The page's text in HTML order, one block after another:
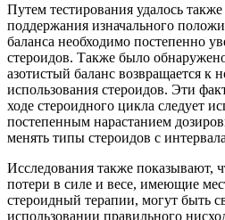
Путем тестирования удалось
поддержания изначального
баланса необходимо постепенно
стероидов. Также было
азотистый баланс возвращается к
использования стероидов. Эти
ходе стероидного цикла следует
постепенным нарастанием
менять типы стероидов с
Исследования также показывают,
потери в силе и весе, имеющие
стероидный терапии, могут быть
использовании правильного